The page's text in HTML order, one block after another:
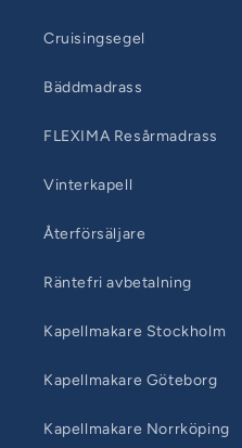
Cruisingsegel
Bäddmadrass
FLEXIMA Resårmadrass
Vinterkapell
Återförsäljare
Räntefri avbetalning
Kapellmakare Stockholm
Kapellmakare Göteborg
Kapellmakare Norrköping